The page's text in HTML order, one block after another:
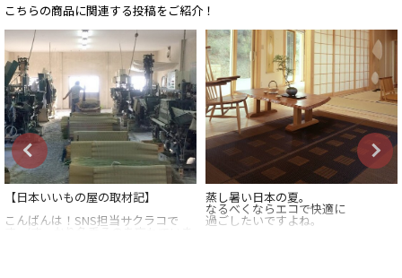
こちらの商品に関連する投稿をご紹介！
【日本いいもの屋の取材記】
こんばんは！SNS担当サクラコで
す。(すっかり名乗るのを忘れていま
蒸し暑い日本の夏。
なるべくならエコで快適に
過ごしたいですよね。